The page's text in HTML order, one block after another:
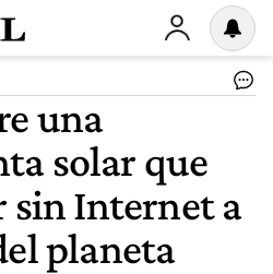
una
solar que
sin Internet a
planeta